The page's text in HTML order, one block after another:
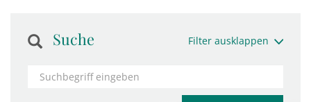
Suche Filter ausklappen